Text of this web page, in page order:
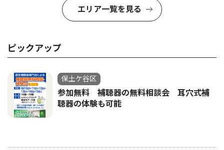
エリア一覧を見る
ピックアップ
保土ケ谷区
参加無料 補聴器の無料相談会 耳穴式補
聴器の体験も可能